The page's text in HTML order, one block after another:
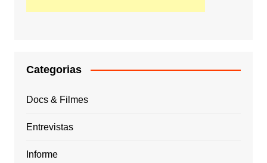
Categorias
Docs & Filmes
Entrevistas
Informe